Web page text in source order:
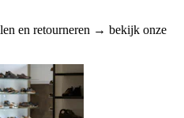
en retourneren → bekijk onze